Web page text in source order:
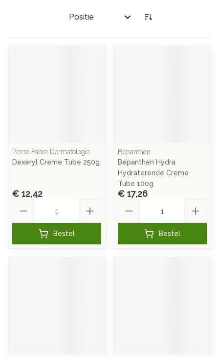
Sorteer op:
Pierre Fabre Dermatologie
Dexeryl Creme Tube 250g
€ 12,42
Bestel
Bepanthen
Bepanthen Hydra
Hydraterende Creme
Tube 100g
€ 17,26
Bestel